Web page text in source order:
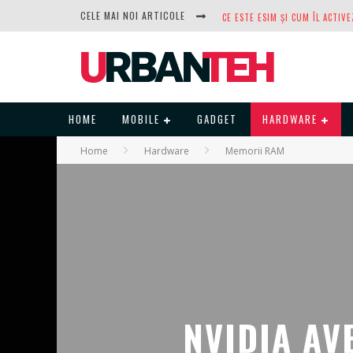
CELE MAI NOI ARTICOLE
DUPĂ ANI DE REFUZURI,
HOME MOBILE GADGET HARDWARE
Home Hardware Memorii RAM
NVIDIA